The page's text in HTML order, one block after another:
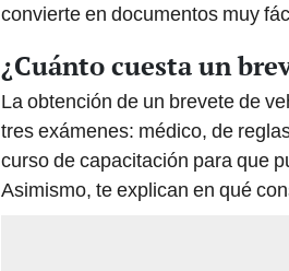
convierte en documentos muy
¿Cuánto cuesta un
La obtención de un brevete de
tres exámenes: médico, de
curso de capacitación para que
Asimismo, te explican en qué